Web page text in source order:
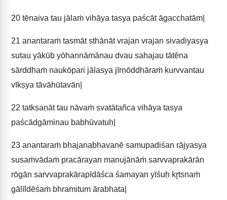
20 tēnaiva tau jālaṁ vihāya tasya paścāt āgacchatām|
21 anantaraṁ tasmāt sthānāt vrajan vrajan sivadiyasya
sutau yākūb yōhannāmānau dvau sahajau tātēna
sārddhaṁ naukōpari jālasya jīrṇōddhāraṁ kurvvantau
vīkṣya tāvāhūtavān|
22 tatkṣaṇāt tau nāvaṁ svatātañca vihāya tasya
paścādgāminau babhūvatuḥ|
23 anantaraṁ bhajanabhavanē samupadiśan rājyasya
susaṁvādaṁ pracārayan manujānāṁ sarvvaprakārān
rōgān sarvvaprakārapīḍāśca śamayan yīśuḥ kr̥tsnaṁ
gālīldēśaṁ bhramitum ārabhata|